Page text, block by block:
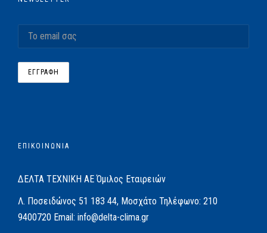
ΕΠΙΚΟΙΝΩΝΙΑ
ΔΕΛΤΑ ΤΕΧΝΙΚΗ ΑΕΌμιλος Εταιρειών
Λ. Ποσειδώνος 51 183 44, Μοσχάτο Τηλέφωνο: 210
9400720 Email: info@delta-clima.gr